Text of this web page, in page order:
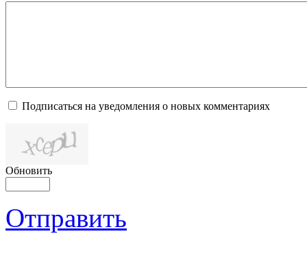
Подписаться на уведомления о новых комментариях
Обновить
Отправить